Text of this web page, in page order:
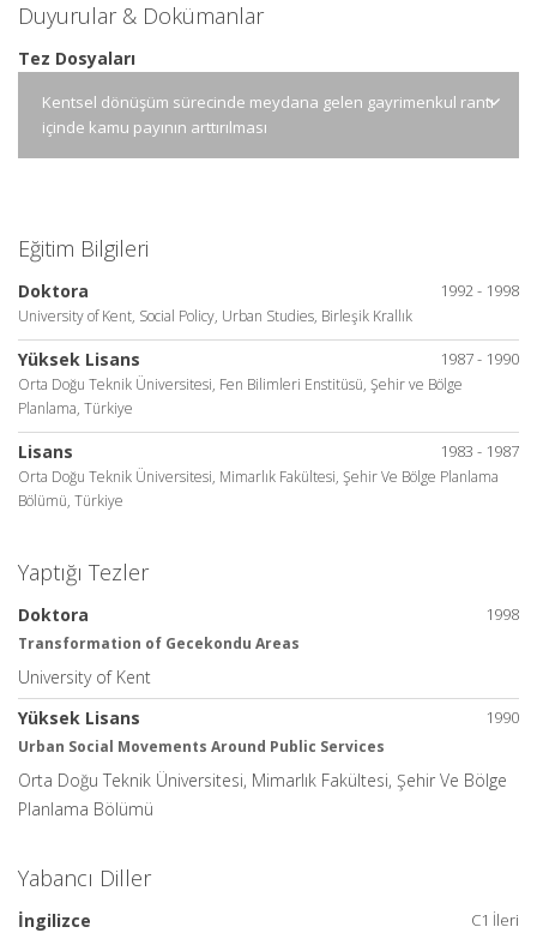
Duyurular & Dokümanlar
Tez Dosyaları
Kentsel dönüşüm sürecinde meydana gelen gayrimenkul rantı
içinde kamu payının arttırılması
Eğitim Bilgileri
1992 - 1998
Doktora
University of Kent, Social Policy, Urban Studies, Birleşik Krallık
1987 - 1990
Yüksek Lisans
Orta Doğu Teknik Üniversitesi, Fen Bilimleri Enstitüsü, Şehir ve Bölge
Planlama, Türkiye
1983 - 1987
Lisans
Orta Doğu Teknik Üniversitesi, Mimarlık Fakültesi, Şehir Ve Bölge Planlama
Bölümü, Türkiye
Yaptığı Tezler
1998
Doktora
Transformation of Gecekondu Areas
University of Kent
1990
Yüksek Lisans
Urban Social Movements Around Public Services
Orta Doğu Teknik Üniversitesi, Mimarlık Fakültesi, Şehir Ve Bölge
Planlama Bölümü
Yabancı Diller
C1 İleri
İngilizce